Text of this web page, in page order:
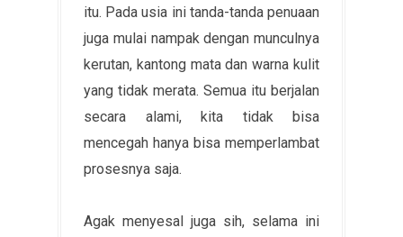
itu. Pada usia ini tanda-tanda penuaan
juga mulai nampak dengan munculnya
kerutan, kantong mata dan warna kulit
yang tidak merata. Semua itu berjalan
secara alami, kita tidak bisa
mencegah hanya bisa memperlambat
prosesnya saja.
Agak menyesal juga sih, selama ini